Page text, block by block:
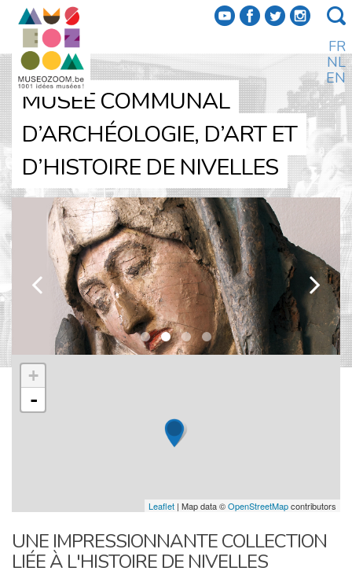
f a b e
FR
NL
EN
MUSÉE COMMUNAL
D’ARCHÉOLOGIE, D’ART ET
D’HISTOIRE DE NIVELLES
k l
+
-
Leaflet | Map data ©OpenStreetMapcontributors
UNE IMPRESSIONNANTE COLLECTION
LIÉE À L'HISTOIRE DE NIVELLES